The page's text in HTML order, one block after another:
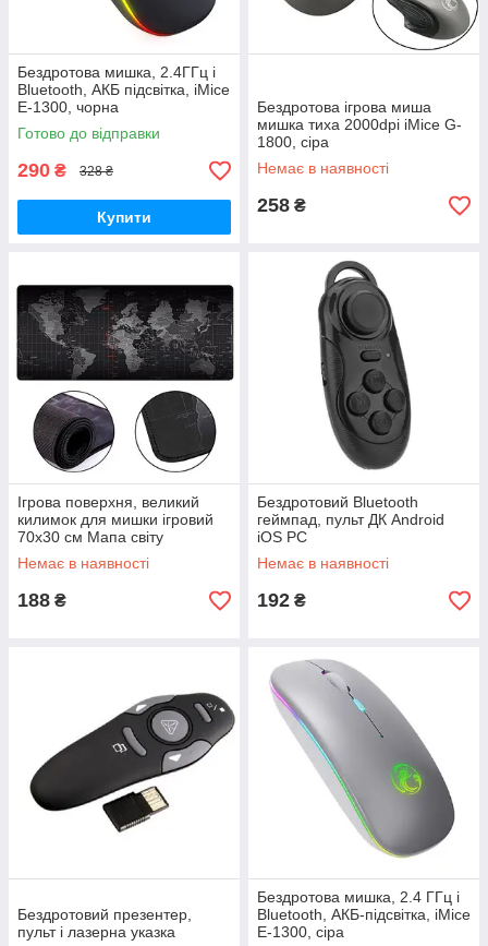
Бездротова мишка, 2.4ГГц і
Bluetooth, АКБ підсвітка, iMice
E-1300, чорна
Готово до відправки
290 ₴ 328 ₴
Купити
Бездротова ігрова миша
мишка тиха 2000dpi iMice G-
1800, сіра
Немає в наявності
258 ₴
Ігрова поверхня, великий
килимок для мишки ігровий
70x30 см Мапа світу
Немає в наявності
188 ₴
Бездротовий Bluetooth
геймпад, пульт ДК Android
iOS PC
Немає в наявності
192 ₴
Бездротовий презентер,
пульт і лазерна указка
Бездротова мишка, 2.4 ГГц і
Bluetooth, АКБ-підсвітка, iMice
E-1300, сіра